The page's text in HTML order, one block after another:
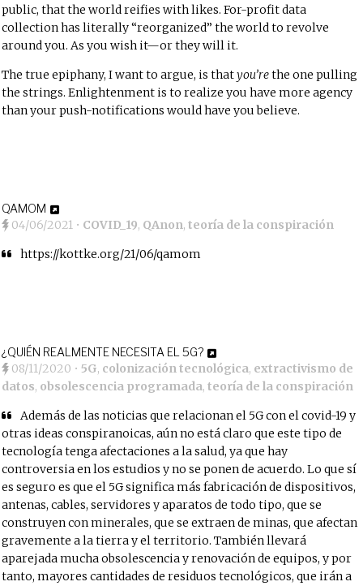
public, that the world reifies with likes. For-profit data
collection has literally “reorganized” the world to revolve
around you. As you wish it—or they will it.
The true epiphany, I want to argue, is thatyou’rethe one pulling
the strings. Enlightenment is to realize you have more agency
than your push-notifications would have you believe.
QAMOM
04/06/2021 • COVID_19, QAnon,teoría de la conspiración
https://kottke.org/21/06/qamom
¿QUIÉN REALMENTE NECESITA EL 5G?
08/11/2020 • 5G, colonización tecnológica, extractivismo de
datos, obsolescencia programada,teoría de la conspiración
Además de las noticias que relacionan el 5G con el covid-19 y
otras ideas conspiranoicas, aún no está claro que este tipo de
tecnología tenga afectaciones a la salud, ya que hay
controversia en los estudios y no se ponen de acuerdo. Lo que sí
es seguro es que el 5G significa más fabricación de dispositivos,
antenas, cables, servidores y aparatos de todo tipo, que se
construyen con minerales, que se extraen de minas, que afectan
gravemente a la tierra y el territorio. También llevará
aparejada mucha obsolescencia y renovación de equipos, y por
tanto, mayores cantidades de residuos tecnológicos, que irán a